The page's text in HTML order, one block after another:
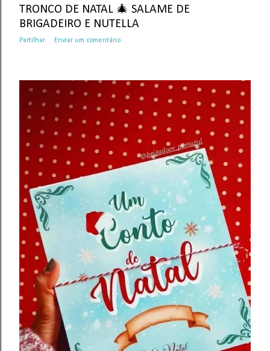
TRONCO DE NATAL 🎄 SALAME DE
BRIGADEIRO E NUTELLA
Partilhar Enviar um comentário